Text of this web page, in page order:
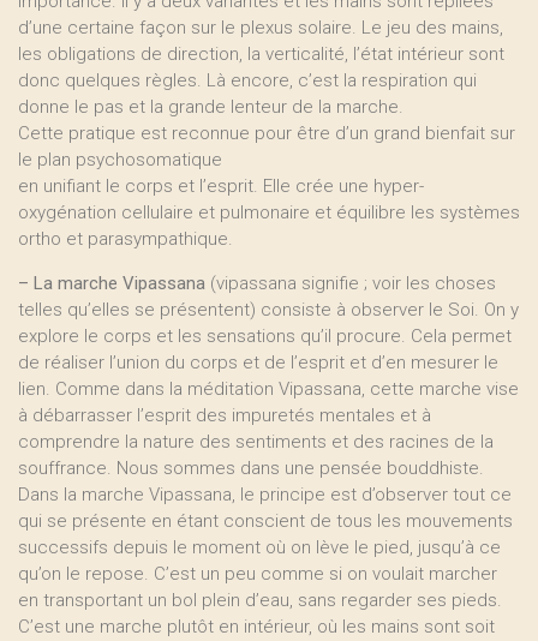
d’une certaine façon sur le plexus solaire. Le jeu des mains,
les obligations de direction, la verticalité, l’état intérieur sont
donc quelques règles. Là encore, c’est la respiration qui
donne le pas et la grande lenteur de la marche.
Cette pratique est reconnue pour être d’un grand bienfait sur
le plan psychosomatique
en unifiant le corps et l’esprit. Elle crée une hyper-
oxygénation cellulaire et pulmonaire et équilibre les systèmes
ortho et parasympathique.
– La marche Vipassana (vipassana signifie ; voir les choses
telles qu’elles se présentent) consiste à observer le Soi. On y
explore le corps et les sensations qu’il procure. Cela permet
de réaliser l’union du corps et de l’esprit et d’en mesurer le
lien. Comme dans la méditation Vipassana, cette marche vise
à débarrasser l’esprit des impuretés mentales et à
comprendre la nature des sentiments et des racines de la
souffrance. Nous sommes dans une pensée bouddhiste.
Dans la marche Vipassana, le principe est d’observer tout ce
qui se présente en étant conscient de tous les mouvements
successifs depuis le moment où on lève le pied, jusqu’à ce
qu’on le repose. C’est un peu comme si on voulait marcher
en transportant un bol plein d’eau, sans regarder ses pieds.
C’est une marche plutôt en intérieur, où les mains sont soit